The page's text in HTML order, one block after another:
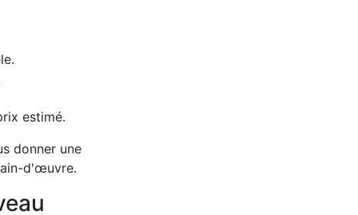
estimé.
donner une
d'œuvre.